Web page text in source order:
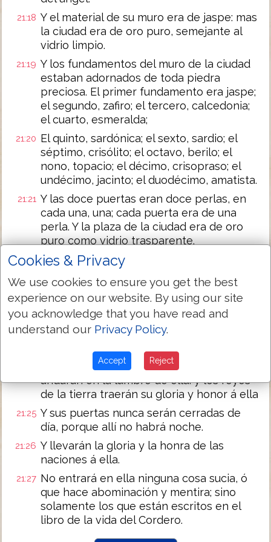
21:18 Y el material de su muro era de jaspe: mas
la ciudad era de oro puro, semejante al
vidrio limpio.
21:19 Y los fundamentos del muro de la ciudad
estaban adornados de toda piedra
preciosa. El primer fundamento era jaspe;
el segundo, zafiro; el tercero, calcedonia;
el cuarto, esmeralda;
21:20 El quinto, sardónica; el sexto, sardio; el
séptimo, crisólito; el octavo, berilo; el
nono, topacio; el décimo, crisopraso; el
undécimo, jacinto; el duodécimo, amatista.
21:21 Y las doce puertas eran doce perlas, en
cada una, una; cada puerta era de una
perla. Y la plaza de la ciudad era de oro
puro como vidrio trasparente.
21:22
Y no vi en ella templo; porque el Señor
el Cordero.
21:23
Y la ciudad no tenía necesidad de sol, ni
de luna, para que resplandezcan en ella:
porque la claridad de Dios la iluminó, y el
Y las naciones que hubieren sido salvas
andarán en la lumbre de ella: y los reyes
de la tierra traerán su gloria y honor á ella
21:25 Y sus puertas nunca serán cerradas de
día, porque allí no habrá noche.
21:26 Y llevarán la gloria y la honra de las
naciones á ella.
21:27 No entrará en ella ninguna cosa sucia, ó
que hace abominación y mentira; sino
solamente los que están escritos en el
libro de la vida del Cordero.
Cookies & Privacy
We use cookies to ensure you get the best
experience on our website. By using our site
you acknowledge that you have read and
understand our Privacy Policy.
Accept Reject